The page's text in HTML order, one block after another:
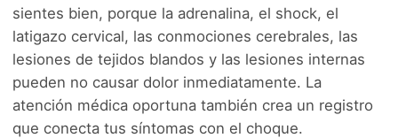
sientes bien, porque la adrenalina, el shock, el
latigazo cervical, las conmociones cerebrales, las
lesiones de tejidos blandos y las lesiones internas
pueden no causar dolor inmediatamente. La
atención médica oportuna también crea un registro
que conecta tus síntomas con el choque.